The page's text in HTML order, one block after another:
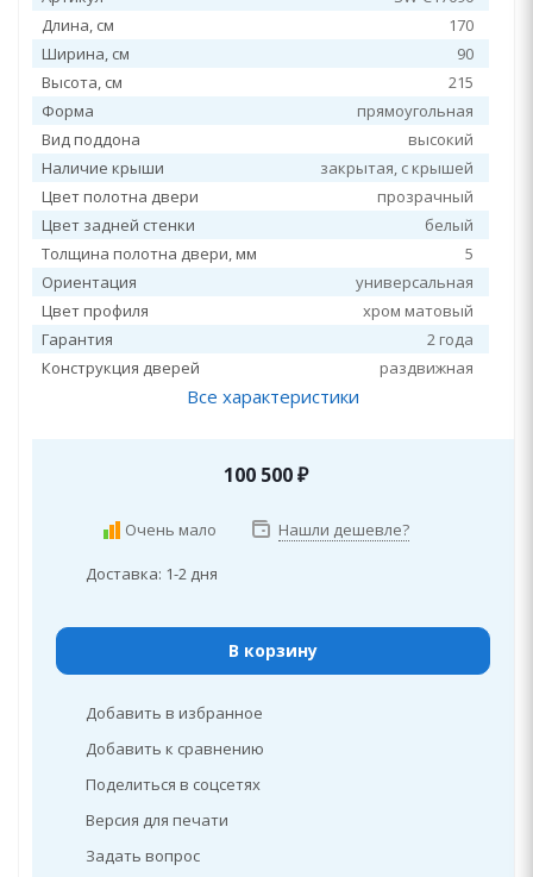
Длина, см
170
Ширина, см
90
Высота, см
215
Форма
прямоугольная
Вид поддона
высокий
Наличие крыши
закрытая, c крышей
Цвет полотна двери
прозрачный
Цвет задней стенки
белый
Толщина полотна двери, мм
5
Ориентация
универсальная
Цвет профиля
хром матовый
Гарантия
2 года
Конструкция дверей
раздвижная
Все характеристики
100 500₽
Очень мало Нашли дешевле?
Доставка: 1-2 дня
В корзину
Добавить в избранное
Добавить к сравнению
Поделиться в соцсетях
Версия для печати
Задать вопрос